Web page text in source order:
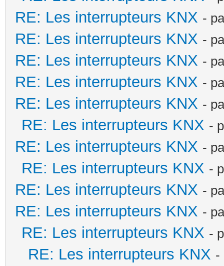
RE: Les interrupteurs KNX -
RE: Les interrupteurs KNX -
RE: Les interrupteurs KNX -
RE: Les interrupteurs KNX -
RE: Les interrupteurs KNX -
RE: Les interrupteurs KNX -
RE: Les interrupteurs KNX -
RE: Les interrupteurs KNX -
RE: Les interrupteurs KNX -
RE: Les interrupteurs KNX -
RE: Les interrupteurs KNX -
RE: Les interrupteurs KNX -